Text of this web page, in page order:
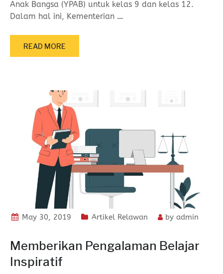
Anak Bangsa (YPAB) untuk kelas 9 dan kelas 12.
Dalam hal ini, Kementerian …
READ MORE
May 30, 2019 Artikel Relawan by admin
Memberikan Pengalaman Belajar
Inspiratif